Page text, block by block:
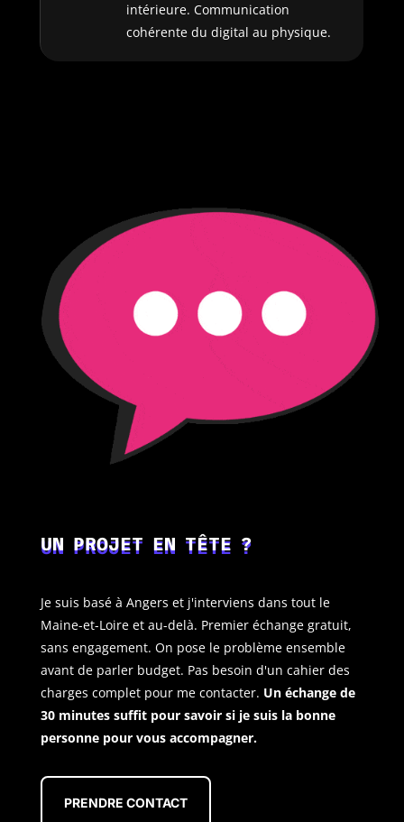
intérieure. Communication
cohérente du digital au physique.
UN PROJET EN TÊTE ?
Je suis basé à Angers et j'interviens dans tout le
Maine-et-Loire et au-delà. Premier échange gratuit,
sans engagement. On pose le problème ensemble
avant de parler budget. Pas besoin d'un cahier des
charges complet pour me contacter. Un échange de
30 minutes suffit pour savoir si je suis la bonne
personne pour vous accompagner.
PRENDRE CONTACT